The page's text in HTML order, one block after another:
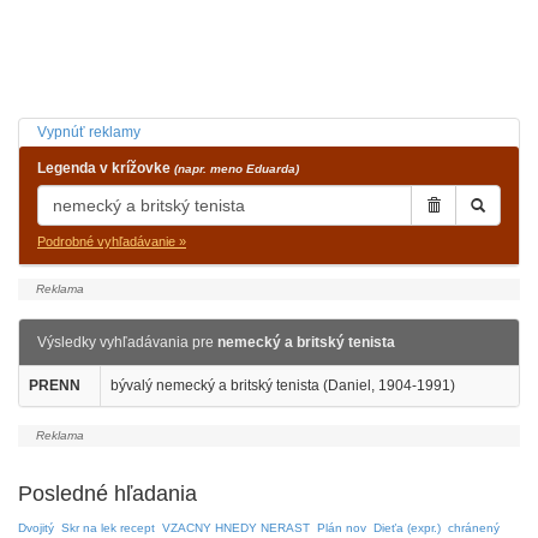
Vypnúť reklamy
Legenda v krížovke (napr. meno Eduarda)
Podrobné vyhľadávanie »
Výsledky vyhľadávania pre nemecký a britský tenista
PRENN bývalý nemecký a britský tenista (Daniel, 1904-1991)
Posledné hľadania
Dvojitý Skr na lek recept VZACNY HNEDY NERAST Plán nov Dieťa (expr.) chránený